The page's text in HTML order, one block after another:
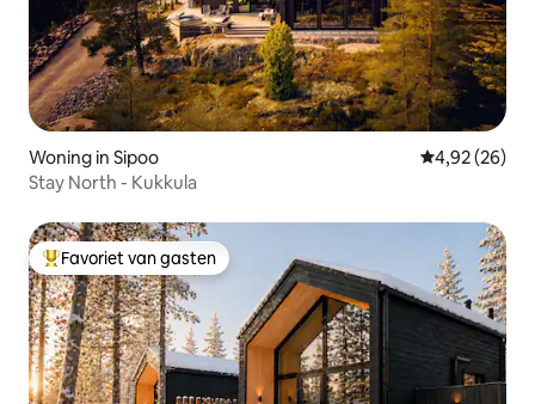
Woning in Sipoo Gemiddelde
4,92 (26)
Stay North - Kukkula
Topfavoriet van gasten
Favoriet van gasten